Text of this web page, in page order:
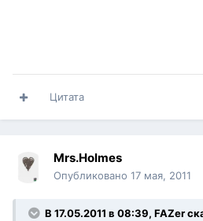
Цитата
Mrs.Holmes
Опубликовано 17 мая, 2011
В 17.05.2011 в 08:39, FAZer